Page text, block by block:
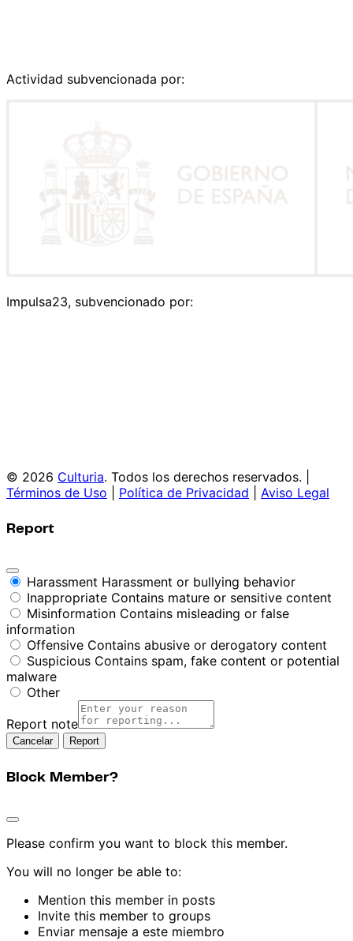
Actividad subvencionada por:
Impulsa23, subvencionado por:
© 2026 Culturia. Todos los derechos reservados. |
Términos de Uso
Política de Privacidad Aviso Legal
Report
Harassment Harassment or bullying behavior
Inappropriate Contains mature or sensitive content
Misinformation Contains misleading or false
information
Offensive Contains abusive or derogatory content
Suspicious Contains spam, fake content or potential
malware
Other
Report note
Report
Block Member?
Please confirm you want to block this member.
You will no longer be able to:
Mention this member in posts
Invite this member to groups
Enviar mensaje a este miembro